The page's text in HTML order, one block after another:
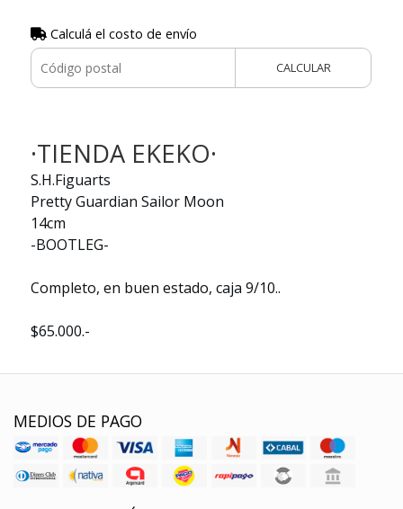
Calculá el costo de envío
CALCULAR
·TIENDA EKEKO·
S.H.Figuarts
Pretty Guardian Sailor Moon
14cm
-BOOTLEG-
Completo, en buen estado, caja 9/10..
$65.000.-
MEDIOS DE PAGO